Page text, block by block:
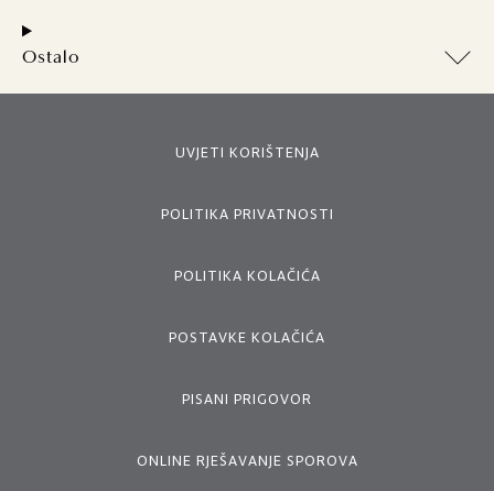
Ostalo
UVJETI KORIŠTENJA
POLITIKA PRIVATNOSTI
POLITIKA KOLAČIĆA
POSTAVKE KOLAČIĆA
PISANI PRIGOVOR
ONLINE RJEŠAVANJE SPOROVA